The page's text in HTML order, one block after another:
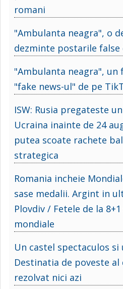
romani
"Ambulanta neagra", o
dezminte postarile false
"Ambulanta neagra", un
"fake news-ul" de pe
ISW: Rusia pregateste
Ucraina inainte de 24
putea scoate rachete
strategica
Romania incheie
sase medalii. Argint in
Plovdiv / Fetele de la
mondiale
Un castel spectaculos si
Destinatia de poveste
rezolvat nici azi